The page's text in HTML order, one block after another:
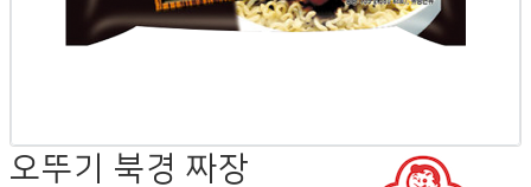
오뚜기 북경 짜장